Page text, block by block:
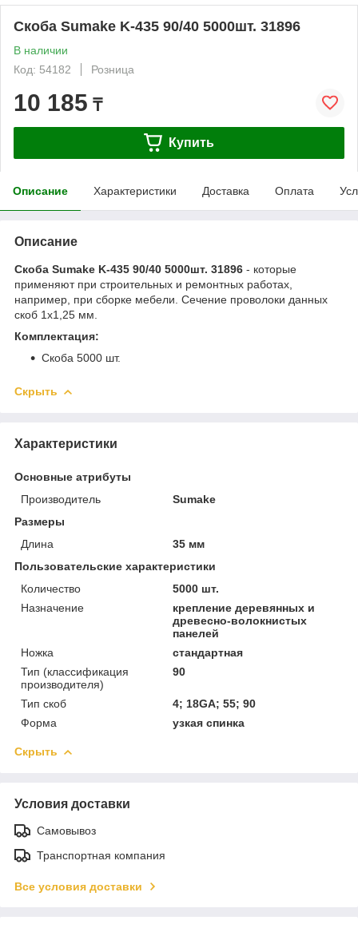
Скоба Sumake K-435 90/40 5000шт. 31896
В наличии
Код: 54182
Розница
10 185 ₸
Купить
Описание Характеристики Доставка Оплата
Описание
Скоба Sumake K-435 90/40 5000шт. 31896 - которые
применяют при строительных и ремонтных работах,
например, при сборке мебели. Сечение проволоки данных
скоб 1х1,25 мм.
Комплектация:
Скоба 5000 шт.
Скрыть
Характеристики
Основные атрибуты
Производитель
Sumake
Размеры
Длина
35 мм
Пользовательские характеристики
Количество
5000 шт.
Назначение
крепление деревянных и
древесно-волокнистых
панелей
Ножка
стандартная
Тип (классификация
производителя)
90
Тип скоб
4; 18GA; 55; 90
Форма
узкая спинка
Скрыть
Условия доставки
Самовывоз
Транспортная компания
Все условия доставки